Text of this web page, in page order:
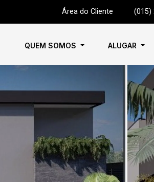
Área do Cliente (015)
QUEM SOMOS ALUGAR